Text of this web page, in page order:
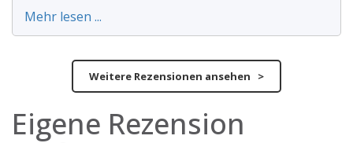
Mehr lesen ...
Weitere Rezensionen ansehen >
Eigene Rezension